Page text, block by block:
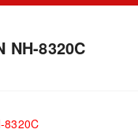
NH-8320C
8320C